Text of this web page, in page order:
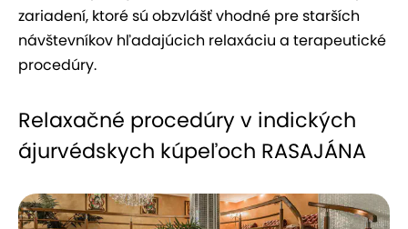
zariadení, ktoré sú obzvlášť vhodné pre starších
návštevníkov hľadajúcich relaxáciu a terapeutické
procedúry.
Relaxačné procedúry v indických
ájurvédskych kúpeľoch RASAJÁNA